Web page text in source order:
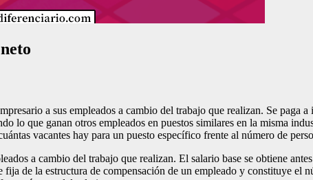
a sus empleados a cambio del trabajo que realizan. Se
lo que ganan otros empleados en puestos similares en la misma
vacantes hay para un puesto específico frente al número de
a cambio del trabajo que realizan. El salario base se obtiene
fija de la estructura de compensación de un empleado y constituye